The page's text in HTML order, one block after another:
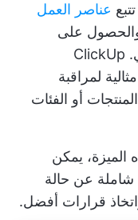
عناصر العمل
على
ClickUp
لمراقبة
أو الفئات
الميزة، يمكن
عن حالة
قرارات أفضل.